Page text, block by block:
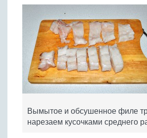
Вымытое и обсушенное филе
нарезаем кусочками среднего